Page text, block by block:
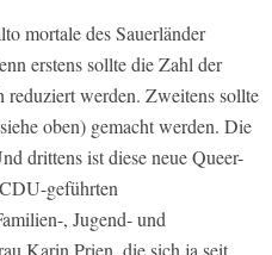
mortale des Sauerländer
erstens sollte die Zahl der
werden. Zweitens sollte
oben) gemacht werden. Die
drittens ist diese neue Queer-
geführten
, Jugend- und